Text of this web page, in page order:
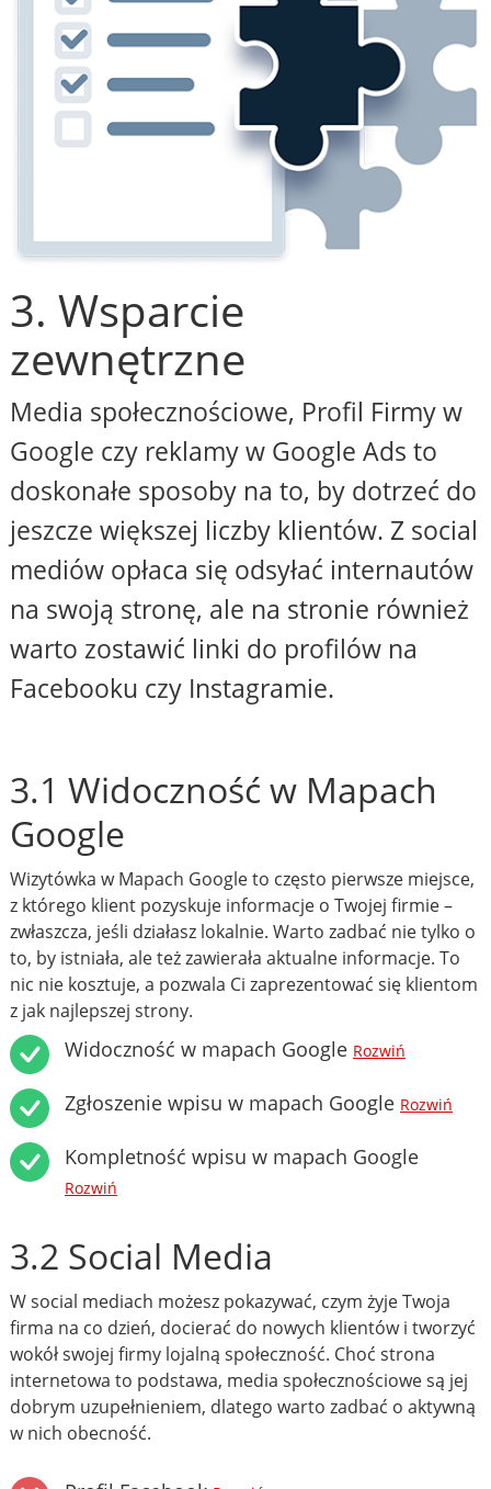
3. Wsparcie
zewnętrzne
Media społecznościowe, Profil Firmy w
Google czy reklamy w Google Ads to
doskonałe sposoby na to, by dotrzeć do
jeszcze większej liczby klientów. Z social
mediów opłaca się odsyłać internautów
na swoją stronę, ale na stronie również
warto zostawić linki do profilów na
Facebooku czy Instagramie.
3.1 Widoczność w Mapach
Google
Wizytówka w Mapach Google to często pierwsze miejsce,
z którego klient pozyskuje informacje o Twojej firmie –
zwłaszcza, jeśli działasz lokalnie. Warto zadbać nie tylko o
to, by istniała, ale też zawierała aktualne informacje. To
nic nie kosztuje, a pozwala Ci zaprezentować się klientom
z jak najlepszej strony.
Widoczność w mapach Google Rozwiń
Zgłoszenie wpisu w mapach Google Rozwiń
Kompletność wpisu w mapach Google
Rozwiń
3.2 Social Media
W social mediach możesz pokazywać, czym żyje Twoja
firma na co dzień, docierać do nowych klientów i tworzyć
wokół swojej firmy lojalną społeczność. Choć strona
internetowa to podstawa, media społecznościowe są jej
dobrym uzupełnieniem, dlatego warto zadbać o aktywną
w nich obecność.